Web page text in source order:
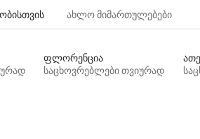
ახლო მიმართულებები
ფლორენცია
საცხოვრებლები თვიურად